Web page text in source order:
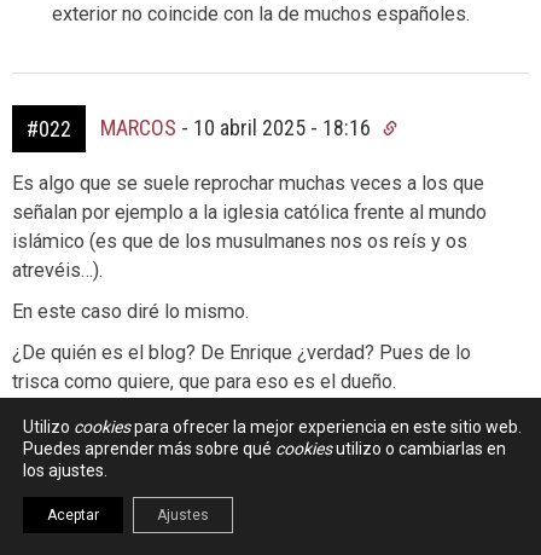
exterior no coincide con la de muchos españoles.
#022 MARCOS - 10 abril 2025 - 18:16
Es algo que se suele reprochar muchas veces a los que
señalan por ejemplo a la iglesia católica frente al mundo
islámico (es que de los musulmanes nos os reís y os
atrevéis…).
En este caso diré lo mismo.
¿De quién es el blog? De Enrique ¿verdad? Pues de lo
trisca como quiere, que para eso es el dueño.
Espera que va a tener que hablar de lo que nos parezca a
cada uno (aunque que hable de España y sus políticos,
querría decir que hay algo que tratar a nivel tecnológico o
industrial… si no lo hace… que cada uno saque
conclusiones).
Utilizo cookiespara ofrecer la mejor experiencia en este sitio web.
Puedes aprender más sobre qué cookiesutilizo o cambiarlas en
los ajustes.
Aceptar Ajustes